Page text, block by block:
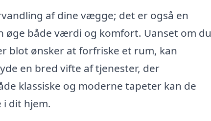
af dine vægge; det er også en
øge både værdi og komfort. Uanset om du
blot ønsker at forfriske et rum, kan
en bred vifte af tjenester, der
klassiske og moderne tapeter kan de
dit hjem.